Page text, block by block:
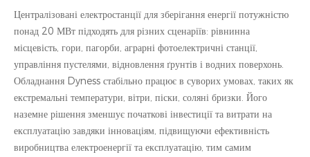
Централізовані електростанції для зберігання енергії потужністю
понад 20 МВт підходять для різних сценаріїв: рівнинна
місцевість, гори, пагорби, аграрні фотоелектричні станції,
управління пустелями, відновлення ґрунтів і водних поверхонь.
Обладнання Dyness стабільно працює в суворих умовах, таких як
екстремальні температури, вітри, піски, соляні бризки. Його
наземне рішення зменшує початкові інвестиції та витрати на
експлуатацію завдяки інноваціям, підвищуючи ефективність
виробництва електроенергії та експлуатацію, тим самим